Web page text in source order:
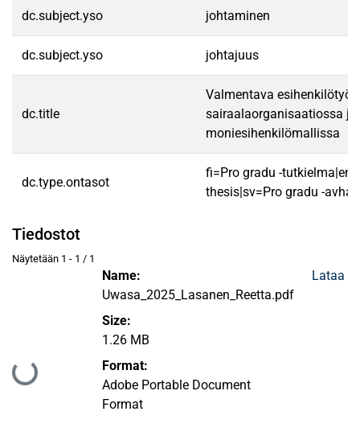
dc.subject.yso johtaminen
dc.subject.yso johtajuus
dc.title
Valmentava esihenkilötyö
sairaalaorganisaatiossa ja
moniesihenkilömallissa
dc.type.ontasot
fi=Pro gradu -
thesis|sv=Pro gradu -
Tiedostot
Näytetään 1 - 1 / 1
Ladataan...
Name:
Uwasa_2025_Lasanen_Reetta.pdf
Size:
1.26 MB
Format:
Adobe Portable Document
Format
Lataa